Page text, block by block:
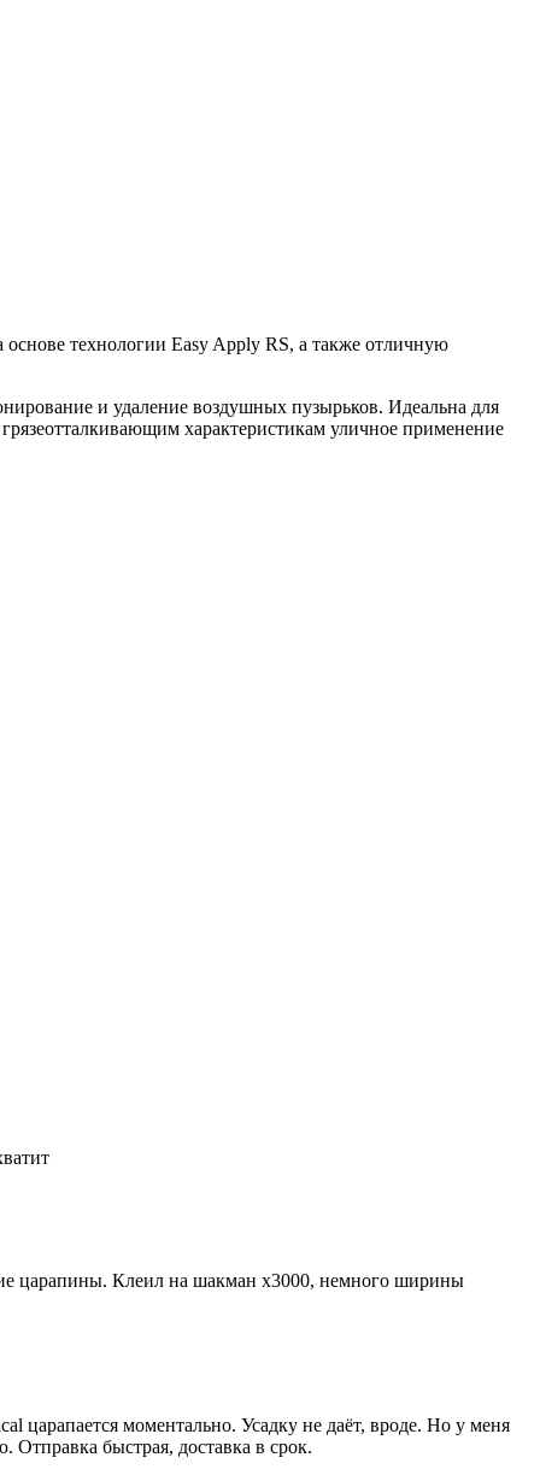
технологии Easy Apply RS, а также отличную
и удаление воздушных пузырьков. Идеальна для
характеристикам уличное применение
царапины. Клеил на шакман х3000, немного ширины
царапается моментально. Усадку не даёт, вроде. Но у меня
Отправка быстрая, доставка в срок.